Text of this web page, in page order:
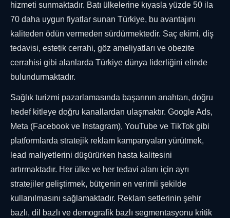
hizmeti sunmaktadır. Batı ülkelerine kıyasla yüzde 50 ila
70 daha uygun fiyatlar sunan Türkiye, bu avantajını
kaliteden ödün vermeden sürdürmektedir. Saç ekimi, diş
tedavisi, estetik cerrahi, göz ameliyatları ve obezite
cerrahisi gibi alanlarda Türkiye dünya liderliğini elinde
bulundurmaktadır.
Sağlık turizmi pazarlamasında başarının anahtarı, doğru
hedef kitleye doğru kanallardan ulaşmaktır. Google Ads,
Meta (Facebook ve Instagram), YouTube ve TikTok gibi
platformlarda stratejik reklam kampanyaları yürütmek,
lead maliyetlerini düşürürken hasta kalitesini
artırmaktadır. Her ülke ve her tedavi alanı için ayrı
stratejiler geliştirmek, bütçenin en verimli şekilde
kullanılmasını sağlamaktadır. Reklam setlerinin şehir
bazlı, dil bazlı ve demografik bazlı segmentasyonu kritik